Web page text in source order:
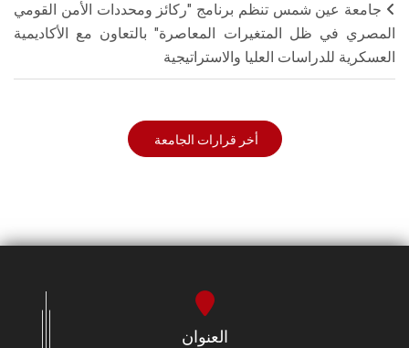
جامعة عين شمس تنظم برنامج "ركائز ومحددات الأمن القومي
المصري في ظل المتغيرات المعاصرة" بالتعاون مع الأكاديمية
العسكرية للدراسات العليا والاستراتيجية
أخر قرارات الجامعة
العنوان